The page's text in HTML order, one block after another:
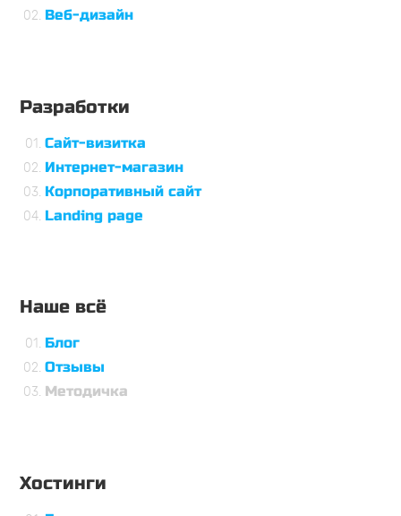
Веб-дизайн
Разработки
Сайт-визитка
Интернет-магазин
Корпоративный сайт
Landing page
Наше всё
Блог
Отзывы
Методичка
Хостинги